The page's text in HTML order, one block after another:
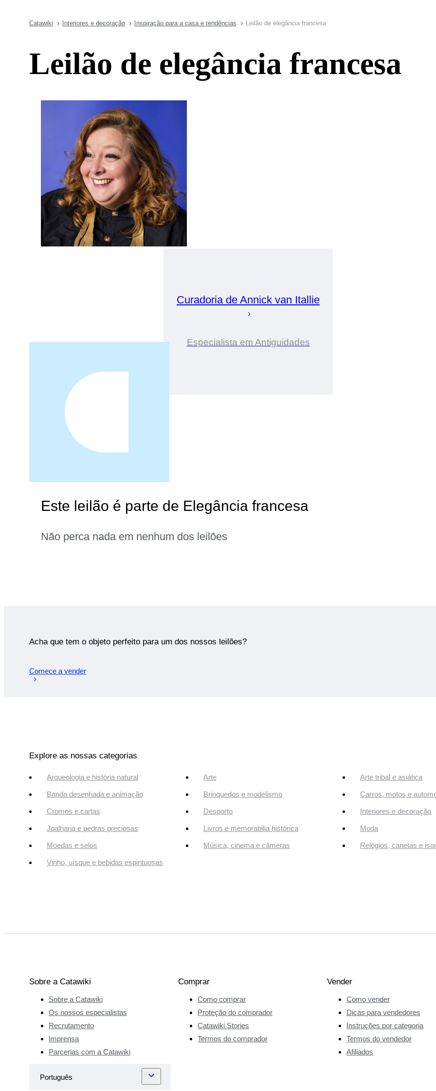
Catawiki Interiores e decoração Inspiração para a casa e tendências Leilão de elegância francesa
Leilão de elegância francesa
Curadoria de Annick van Itallie
Especialista em Antiguidades
Este leilão é parte de Elegância francesa
Não perca nada em nenhum dos leilões
Acha que tem o objeto perfeito para um dos nossos leilões?
Comece a vender
Explore as nossas categorias
Arqueologia e história natural Arte Arte tribal e asiática
Banda desenhada e animação Brinquedos e modelismo Carros, motos e
Cromos e cartas Desporto Interiores e decoração
Joalharia e pedras preciosas Livros e memorabilia histórica Moda
Moedas e selos Música, cinema e câmeras Relógios, canetas e
Vinho, uísque e bebidas espirituosas
Sobre a Catawiki
Sobre a Catawiki
Os nossos especialistas
Recrutamento
Imprensa
Parcerias com a Catawiki
Comprar
Como comprar
Proteção do comprador
Catawiki Stories
Termos do comprador
Vender
Como vender
Dicas para vendedores
Instruções por categoria
Termos do vendedor
Afiliados